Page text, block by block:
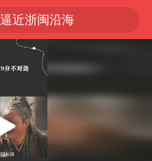
近浙闽沿海
次眼壁置换
上海轨交全网络地面高架区段限速运行
缘横滨赛决赛